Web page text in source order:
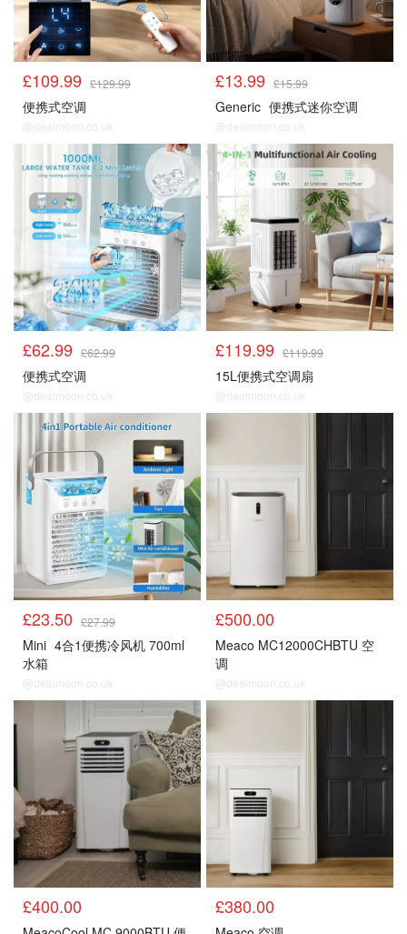
£109.99 £129.99
便携式空调
@dealmoon.co.uk
£13.99 £15.99
Generic 便携式迷你空调
@dealmoon.co.uk
£62.99 £62.99
便携式空调
@dealmoon.co.uk
亚马逊
£119.99 £119.99
15L便携式空调扇
@dealmoon.co.uk
亚马逊
£23.50 £27.99
Mini 4合1便携冷风机 700ml
水箱
@dealmoon.co.uk
£500.00
Meaco MC12000CHBTU 空
调
@dealmoon.co.uk
£400.00 £380.00